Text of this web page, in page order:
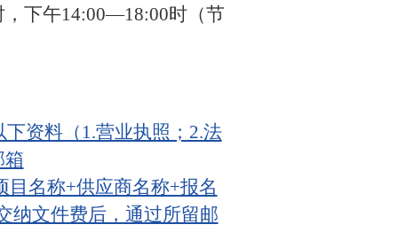
，下午14:00—18:00时（节
资料（1.营业执照；2.法
箱
目名称+供应商名称+报名
纳文件费后，通过所留邮